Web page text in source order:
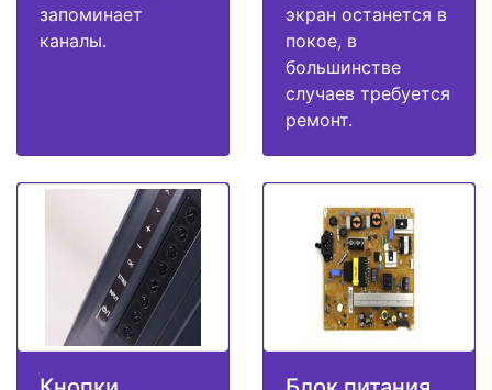
запоминает
каналы.
экран останется в
покое, в
большинстве
случаев требуется
ремонт.